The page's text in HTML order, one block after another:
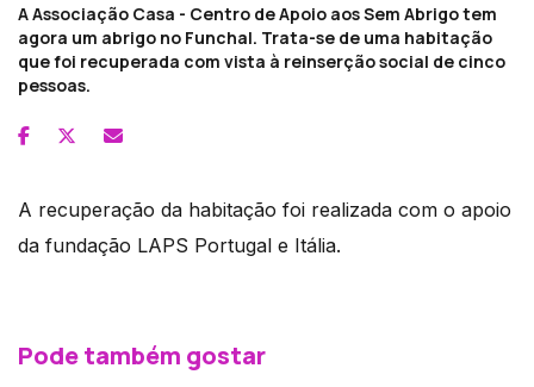
A Associação Casa - Centro de Apoio aos Sem Abrigo tem
agora um abrigo no Funchal. Trata-se de uma habitação
que foi recuperada com vista à reinserção social de cinco
pessoas.
A recuperação da habitação foi realizada com o apoio
da fundação LAPS Portugal e Itália.
Pode também gostar